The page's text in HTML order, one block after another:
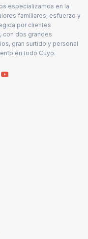
especializamos en la
familiares, esfuerzo y
por clientes
con dos grandes
gran surtido y personal
en todo Cuyo.